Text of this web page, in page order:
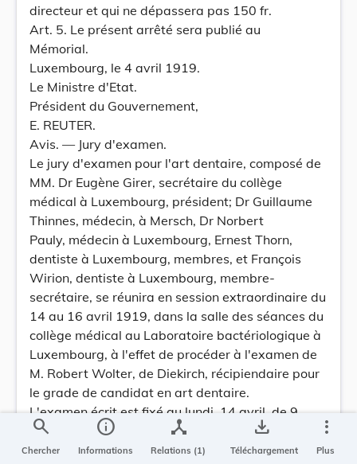
directeur et qui ne dépassera pas 150 fr.
Art. 5. Le présent arrêté sera publié au
Mémorial.
Luxembourg, le 4 avril 1919.
Le Ministre d'Etat.
Président du Gouvernement,
E. REUTER.
Avis. — Jury d'examen.
Le jury d'examen pour l'art dentaire, composé de
MM. Dr Eugène Girer, secrétaire du collège
médical à Luxembourg, président; Dr Guillaume
Thinnes, médecin, à Mersch, Dr Norbert
Pauly, médecin à Luxembourg, Ernest Thorn,
dentiste à Luxembourg, membres, et François
Wirion, dentiste à Luxembourg, membre-
secrétaire, se réunira en session extraordinaire du
14 au 16 avril 1919, dans la salle des séances du
collège médical au Laboratoire bactériologique à
Luxembourg, à l'effet de procéder à l'examen de
M. Robert Wolter, de Diekirch, récipiendaire pour
le grade de candidat en art dentaire.
L'examen écrit est fixé au lundi, 14 avril, de 9
heures du matin à midi et de 3 à 6 heures de
relevée.
search
Chercher
info
Informations
device_hub
Relations (1)
save_alt
Téléchargement
more_vert
Plus